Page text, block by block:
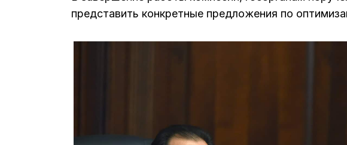
представить конкретные предложения по